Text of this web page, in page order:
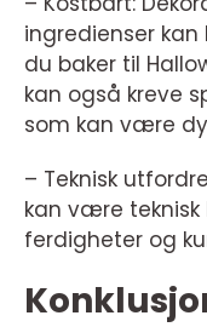
ingredienser
du baker til
kan også kreve
som kan være
– Teknisk
kan være teknisk
ferdigheter og